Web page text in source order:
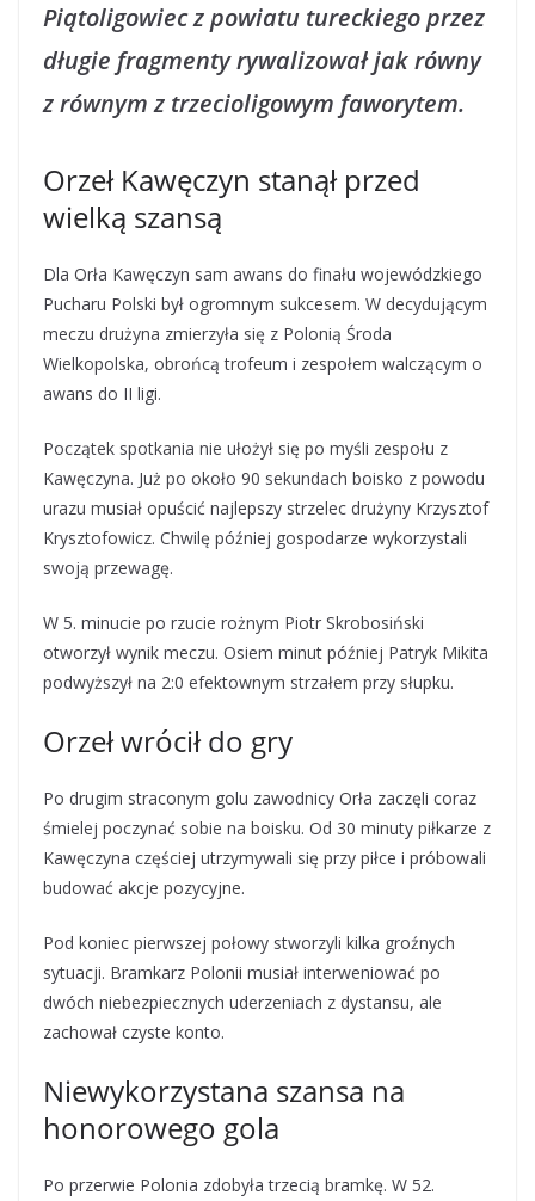
Piątoligowiec z powiatu tureckiego przez
długie fragmenty rywalizował jak równy
z równym z trzecioligowym faworytem.
Orzeł Kawęczyn stanął przed
wielką szansą
Dla Orła Kawęczyn sam awans do finału wojewódzkiego
Pucharu Polski był ogromnym sukcesem. W decydującym
meczu drużyna zmierzyła się z Polonią Środa
Wielkopolska, obrońcą trofeum i zespołem walczącym o
awans do II ligi.
Początek spotkania nie ułożył się po myśli zespołu z
Kawęczyna. Już po około 90 sekundach boisko z powodu
urazu musiał opuścić najlepszy strzelec drużyny Krzysztof
Krysztofowicz. Chwilę później gospodarze wykorzystali
swoją przewagę.
W 5. minucie po rzucie rożnym Piotr Skrobosiński
otworzył wynik meczu. Osiem minut później Patryk Mikita
podwyższył na 2:0 efektownym strzałem przy słupku.
Orzeł wrócił do gry
Po drugim straconym golu zawodnicy Orła zaczęli coraz
śmielej poczynać sobie na boisku. Od 30 minuty piłkarze z
Kawęczyna częściej utrzymywali się przy piłce i próbowali
budować akcje pozycyjne.
Pod koniec pierwszej połowy stworzyli kilka groźnych
sytuacji. Bramkarz Polonii musiał interweniować po
dwóch niebezpiecznych uderzeniach z dystansu, ale
zachował czyste konto.
Niewykorzystana szansa na
honorowego gola
Po przerwie Polonia zdobyła trzecią bramkę. W 52.